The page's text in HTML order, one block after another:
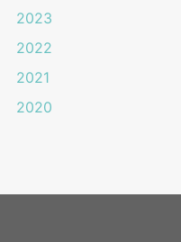
2023
2022
2021
2020